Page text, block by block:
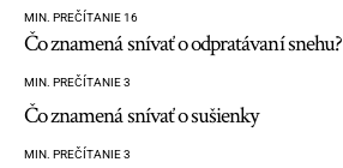
MIN. PREČÍTANIE 16
Čo znamená snívať o odpratávaní snehu?
MIN. PREČÍTANIE 3
Čo znamená snívať o sušienky
MIN. PREČÍTANIE 3